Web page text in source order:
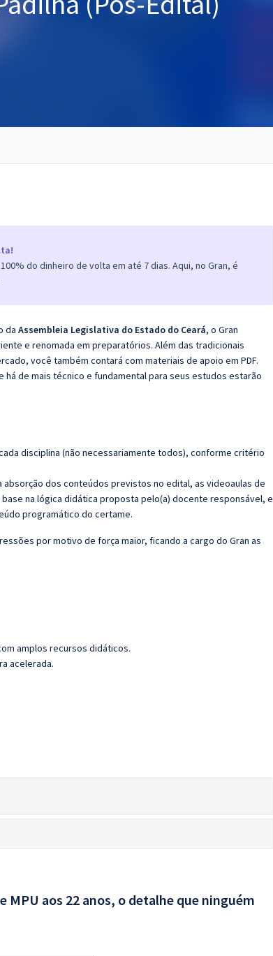
do dinheiro de volta em até 7 dias. Aqui, no Gran, é
da Assembleia Legislativa do Estado do Ceará, o Gran
e renomada em preparatórios. Além das tradicionais
você também contará com materiais de apoio em PDF.
de mais técnico e fundamental para seus estudos estarão
disciplina (não necessariamente todos), conforme critério
dos conteúdos previstos no edital, as videoaulas de
na lógica didática proposta pelo(a) docente responsável, e
programático do certame.
por motivo de força maior, ficando a cargo do Gran as
amplos recursos didáticos.
acelerada.
MPU aos 22 anos, o detalhe que ninguém